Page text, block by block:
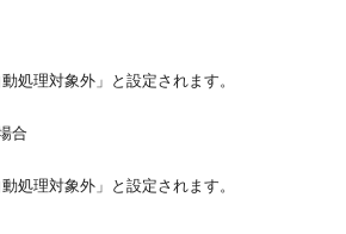
処理対象外」と設定されます。
合
処理対象外」と設定されます。